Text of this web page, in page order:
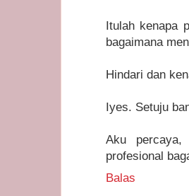
Itulah kenapa
bagaimana
Hindari dan
Iyes. Setuju
Aku
profesional
Balas